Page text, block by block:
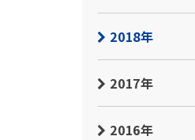
2018年
2017年
2016年